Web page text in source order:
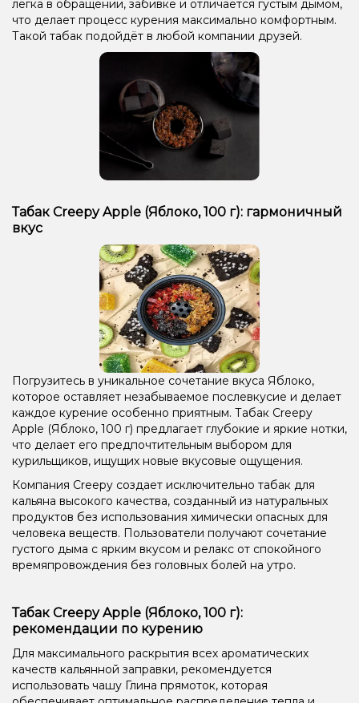
легка в обращении, забивке и отличается густым дымом,
что делает процесс курения максимально комфортным.
Такой табак подойдёт в любой компании друзей.
Табак Creepy Apple (Яблоко, 100 г): гармоничный
вкус
Погрузитесь в уникальное сочетание вкуса Яблоко,
которое оставляет незабываемое послевкусие и делает
каждое курение особенно приятным. Табак Creepy
Apple (Яблоко, 100 г) предлагает глубокие и яркие нотки,
что делает его предпочтительным выбором для
курильщиков, ищущих новые вкусовые ощущения.
Компания Creepy создает исключительно табак для
кальяна высокого качества, созданный из натуральных
продуктов без использования химически опасных для
человека веществ. Пользователи получают сочетание
густого дыма с ярким вкусом и релакс от спокойного
времяпровождения без головных болей на утро.
Табак Creepy Apple (Яблоко, 100 г):
рекомендации по курению
Для максимального раскрытия всех ароматических
качеств кальянной заправки, рекомендуется
использовать чашу Глина прямоток, которая